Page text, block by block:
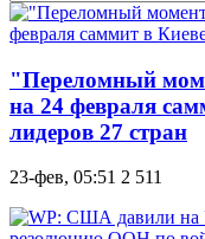
"Переломный
на 24 февраля
лидеров 27 стран
23-фев, 05:51 2 511